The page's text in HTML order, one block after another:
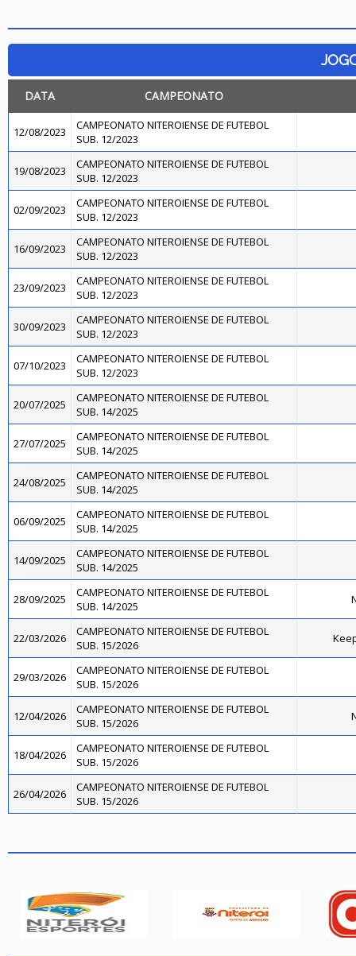
DATA CAMPEONATO
12/08/2023
CAMPEONATO NITEROIENSE DE FUTEBOL
SUB. 12/2023
19/08/2023
CAMPEONATO NITEROIENSE DE FUTEBOL
SUB. 12/2023
02/09/2023
CAMPEONATO NITEROIENSE DE FUTEBOL
SUB. 12/2023
16/09/2023
CAMPEONATO NITEROIENSE DE FUTEBOL
SUB. 12/2023
23/09/2023
CAMPEONATO NITEROIENSE DE FUTEBOL
SUB. 12/2023
30/09/2023
CAMPEONATO NITEROIENSE DE FUTEBOL
SUB. 12/2023
07/10/2023
CAMPEONATO NITEROIENSE DE FUTEBOL
SUB. 12/2023
20/07/2025
CAMPEONATO NITEROIENSE DE FUTEBOL
SUB. 14/2025
27/07/2025
CAMPEONATO NITEROIENSE DE FUTEBOL
SUB. 14/2025
24/08/2025
CAMPEONATO NITEROIENSE DE FUTEBOL
SUB. 14/2025
06/09/2025
CAMPEONATO NITEROIENSE DE FUTEBOL
SUB. 14/2025
14/09/2025
CAMPEONATO NITEROIENSE DE FUTEBOL
SUB. 14/2025
28/09/2025
CAMPEONATO NITEROIENSE DE FUTEBOL
SUB. 14/2025
22/03/2026
CAMPEONATO NITEROIENSE DE FUTEBOL
SUB. 15/2026
29/03/2026
CAMPEONATO NITEROIENSE DE FUTEBOL
SUB. 15/2026
12/04/2026
CAMPEONATO NITEROIENSE DE FUTEBOL
SUB. 15/2026
18/04/2026
CAMPEONATO NITEROIENSE DE FUTEBOL
SUB. 15/2026
26/04/2026
CAMPEONATO NITEROIENSE DE FUTEBOL
SUB. 15/2026